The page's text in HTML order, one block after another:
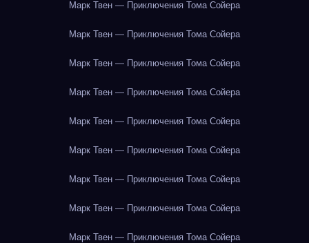
Марк Твен — Приключения Тома Сойера
Марк Твен — Приключения Тома Сойера
Марк Твен — Приключения Тома Сойера
Марк Твен — Приключения Тома Сойера
Марк Твен — Приключения Тома Сойера
Марк Твен — Приключения Тома Сойера
Марк Твен — Приключения Тома Сойера
Марк Твен — Приключения Тома Сойера
Марк Твен — Приключения Тома Сойера